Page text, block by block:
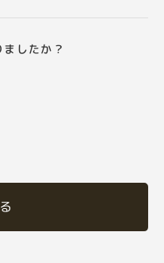
したか？